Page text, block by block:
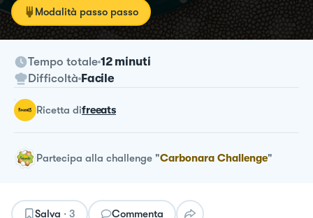
Modalità passo passo
Tempo totale 12 minuti
Difficoltà Facile
ricetta difreeats
Partecipa alla challenge "Carbonara Challenge"
Salva · 3 Commenta